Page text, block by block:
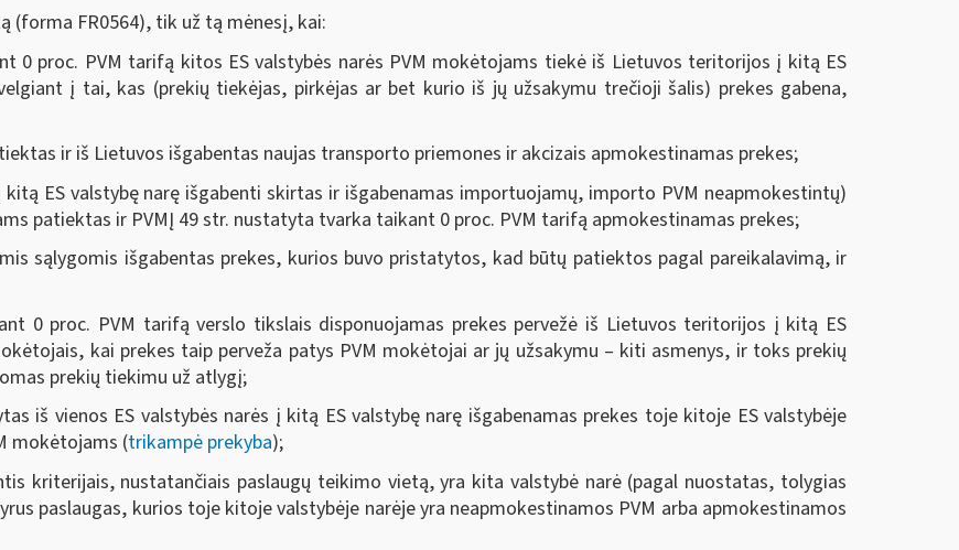
(forma FR0564),tik už tą mėnesį, kai:
0 proc. PVM tarifą kitos ES valstybės narės PVM mokėtojams tiekė iš Lietuvos teritorijos į kitą ES
į tai, kas (prekių tiekėjas, pirkėjas ar bet kurio iš jų užsakymu trečioji šalis) prekes gabena,
ir iš Lietuvos išgabentas naujas transporto priemones ir akcizais apmokestinamas prekes;
ES valstybę narę išgabenti skirtas ir išgabenamas importuojamų, importo PVM neapmokestintų)
patiektas ir PVMĮ 49 str. nustatyta tvarka taikant 0 proc. PVM tarifą apmokestinamas prekes;
sąlygomis išgabentas prekes, kurios buvo pristatytos, kad būtų patiektos pagal pareikalavimą, ir
0 proc. PVM tarifą verslo tikslais disponuojamas prekes pervežė iš Lietuvos teritorijos į kitą ES
kai prekes taip perveža patys PVM mokėtojai ar jų užsakymu – kiti asmenys, ir toks prekių
prekių tiekimu už atlygį;
iš vienos ES valstybės narės į kitą ES valstybę narę išgabenamas prekes toje kitoje ES valstybėje
mokėtojams (trikampė prekyba);
kriterijais, nustatančiais paslaugų teikimo vietą, yra kita valstybė narė (pagal nuostatas, tolygias
paslaugas, kurios toje kitoje valstybėje narėje yra neapmokestinamos PVM arba apmokestinamos